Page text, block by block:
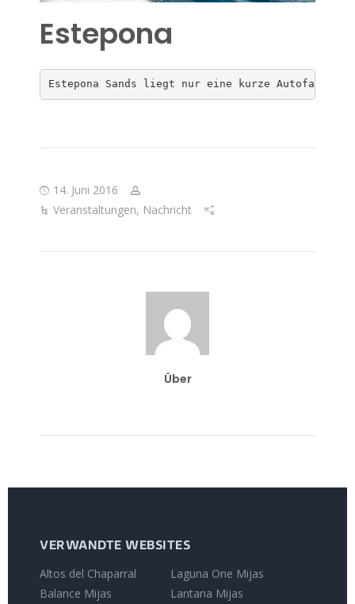
Estepona
Estepona Sands liegt nur eine kurze Autofahrt
14. Juni 2016
Veranstaltungen, Nachricht
Über
VERWANDTE WEBSITES
Altos del Chaparral
Balance Mijas
Laguna One Mijas
Lantana Mijas